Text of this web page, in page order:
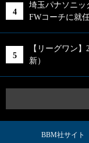
埼玉パナソニッ
FWコーチに就
【リーグワン
新）
BBM社サイト